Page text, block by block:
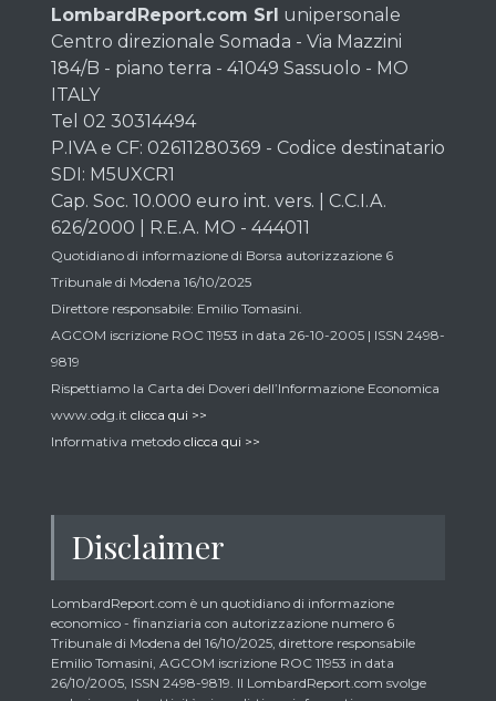
LombardReport.com Srl unipersonale
Centro direzionale Somada - Via Mazzini
184/B - piano terra - 41049 Sassuolo - MO
ITALY
Tel 02 30314494
P.IVA e CF: 02611280369 - Codice destinatario
SDI: M5UXCR1
Cap. Soc. 10.000 euro int. vers. | C.C.I.A.
626/2000 | R.E.A. MO - 444011
Quotidiano di informazione di Borsa autorizzazione 6
Tribunale di Modena 16/10/2025
Direttore responsabile: Emilio Tomasini.
AGCOM iscrizione ROC 11953 in data 26-10-2005 | ISSN 2498-
9819
Rispettiamo la Carta dei Doveri dell’Informazione Economica
www.odg.it clicca qui >>
Informativa metodo clicca qui >>
Disclaimer
LombardReport.com è un quotidiano di informazione
economico - finanziaria con autorizzazione numero 6
Tribunale di Modena del 16/10/2025, direttore responsabile
Emilio Tomasini, AGCOM iscrizione ROC 11953 in data
26/10/2005, ISSN 2498-9819. Il LombardReport.com svolge